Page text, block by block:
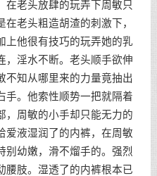
在老头放肆的玩弄下周敏只
老头粗造胡渣的刺激下，
上他很有技巧的玩弄她的乳
，淫水不断。老头顺手欲伸
不知从哪里来的力量竟抽出
手。他索性顺势一把就隔着
，周敏的小手却只能无力的
爱液湿润了的内裤，在周敏
别幼嫩，滑不熘手的。强烈
腰肢。湿透了的内裤根本已